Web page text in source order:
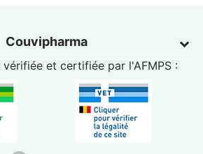
Couvipharma
vérifiée et certifiée par l'AFMPS :